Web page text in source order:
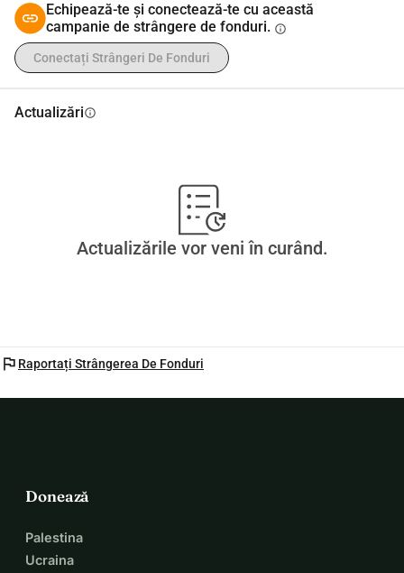
Echipează-te și conectează-te cu această
campanie de strângere de fonduri. info
Conectați Strângeri De Fonduri
Actualizăriinfo
Actualizările vor veni în curând.
flag Raportați Strângerea De Fonduri
Donează
Palestina
Ucraina